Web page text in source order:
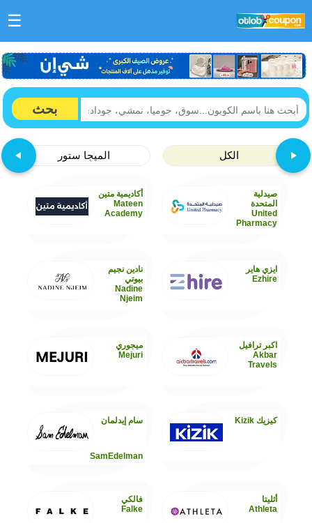
☰
بحث
الكل الميجا ستور
صيدلية
المتحدة
United
Pharmacy
أكاديمية متين
Mateen
Academy
ايزي هاير
Ezhire
نادين نجيم
بيوتي
Nadine
Njeim
اكبر ترافيل
Akbar
Travels
ميجوري
Mejuri
كيزيك Kizik سام إيدلمان
SamEdelman
أثليتا
Athleta
فالكي
Falke